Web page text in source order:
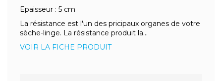
Epaisseur : 5 cm
La résistance est l'un des pricipaux organes de votre
sèche-linge. La résistance produit la...
VOIR LA FICHE PRODUIT